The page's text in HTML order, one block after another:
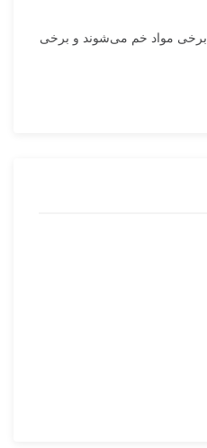
برخی مواد خم می‌شوند و برخی